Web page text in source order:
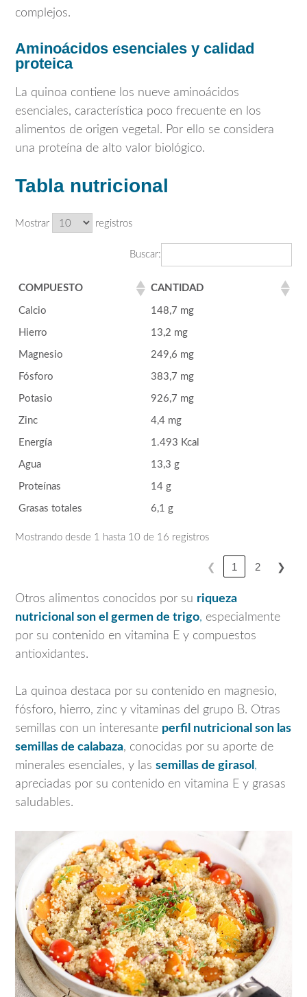
complejos.
Aminoácidos esenciales y calidad
proteica
La quinoa contiene los nueve aminoácidos
esenciales, característica poco frecuente en los
alimentos de origen vegetal. Por ello se considera
una proteína de alto valor biológico.
Tabla nutricional
Mostrar registros
Buscar:
COMPUESTO CANTIDAD
Calcio 148,7 mg
Hierro 13,2 mg
Magnesio 249,6 mg
Fósforo 383,7 mg
Potasio 926,7 mg
Zinc 4,4 mg
Energía 1.493 Kcal
Agua 13,3 g
Proteínas 14 g
Grasas totales 6,1 g
Mostrando desde 1 hasta 10 de 16 registros
❮ 1 2 ❯
Otros alimentos conocidos por su riqueza
nutricional son el germen de trigo, especialmente
por su contenido en vitamina E y compuestos
antioxidantes.
La quinoa destaca por su contenido en magnesio,
fósforo, hierro, zinc y vitaminas del grupo B. Otras
semillas con un interesante perfil nutricional son las
semillas de calabaza, conocidas por su aporte de
minerales esenciales, y las semillas de girasol ,
apreciadas por su contenido en vitamina E y grasas
saludables.